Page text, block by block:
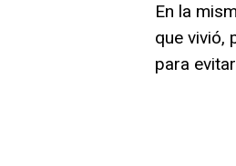
En la
que vivió,
para